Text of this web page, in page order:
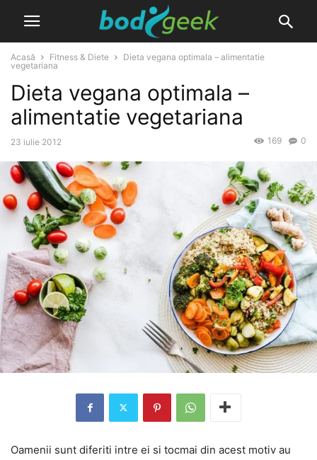
Acasă Fitness & Diete
Dieta vegana optimala – alimentatie
vegetariana
Dieta vegana optimala –
alimentatie vegetariana
23 iulie 2012 0
169
Oamenii sunt diferiti intre ei si tocmai din acest motiv au